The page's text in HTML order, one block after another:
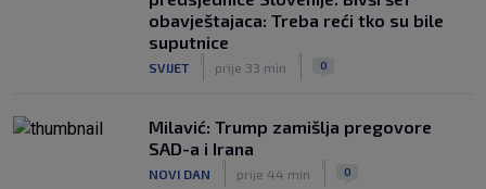
obavještajaca: Treba reći tko su bile
suputnice
SVIJET prije 33 min 0
Milavić: Trump zamišlja pregovore
SAD-a i Irana
NOVI DAN prije 44 min 0